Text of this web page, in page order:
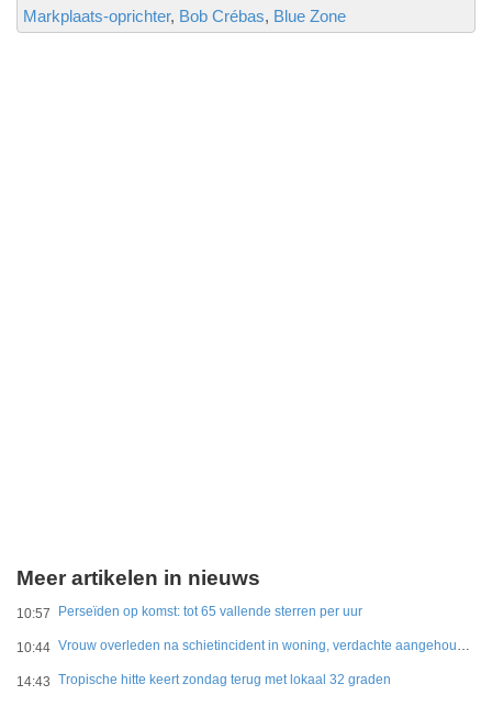
Markplaats-oprichter Bob Crébas Blue Zone
Meer artikelen in nieuws
10:57 Perseïden op komst: tot 65 vallende sterren per uur
10:44 Vrouw overleden na schietincident in woning, verdachte aangehouden
14:43 Tropische hitte keert zondag terug met lokaal 32 graden